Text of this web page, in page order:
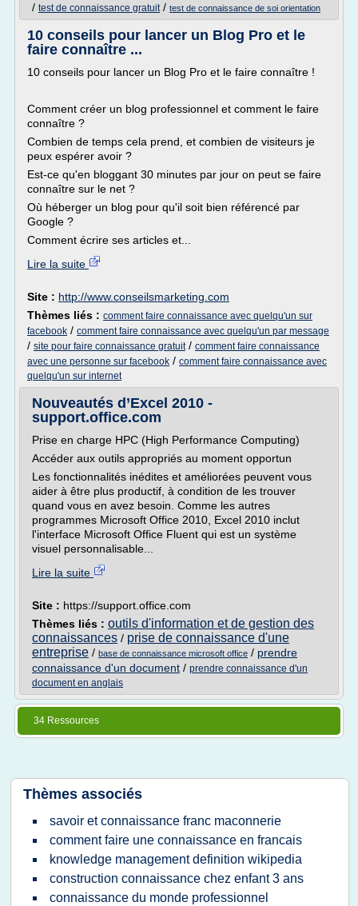
/ test de connaissance gratuit/ test de connaissance de soi orientation
10 conseils pour lancer un Blog Pro et le
faire connaître ...
10 conseils pour lancer un Blog Pro et le faire connaître !
Comment créer un blog professionnel et comment le faire
connaître ?
Combien de temps cela prend, et combien de visiteurs je
peux espérer avoir ?
Est-ce qu'en bloggant 30 minutes par jour on peut se faire
connaître sur le net ?
Où héberger un blog pour qu'il soit bien référencé par
Google ?
Comment écrire ses articles et...
Lire la suite
Site : http://www.conseilsmarketing.com
Thèmes liés : comment faire connaissance avec quelqu'un sur
facebook / comment faire connaissance avec quelqu'un par message
/ site pour faire connaissance gratuit/ comment faire connaissance
avec une personne sur facebook / comment faire connaissance avec
quelqu'un sur internet
Nouveautés d’Excel 2010 -
support.office.com
Prise en charge HPC (High Performance Computing)
Accéder aux outils appropriés au moment opportun
Les fonctionnalités inédites et améliorées peuvent vous
aider à être plus productif, à condition de les trouver
quand vous en avez besoin. Comme les autres
programmes Microsoft Office 2010, Excel 2010 inclut
l'interface Microsoft Office Fluent qui est un système
visuel personnalisable...
Lire la suite
Site : https://support.office.com
Thèmes liés : outils d'information et de gestion des
connaissances / prise de connaissance d'une
entreprise / base de connaissance microsoft office / prendre
connaissance d'un document / prendre connaissance d'un
document en anglais
34 Ressources
Thèmes associés
savoir et connaissance franc maconnerie
comment faire une connaissance en francais
knowledge management definition wikipedia
construction connaissance chez enfant 3 ans
connaissance du monde professionnel